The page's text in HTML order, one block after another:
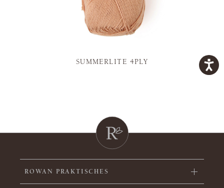
SUMMERLITE 4PLY
ROWAN PRAKTISCHES